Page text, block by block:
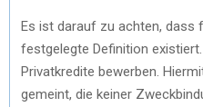
Es ist darauf zu achten, dass
festgelegte Definition
Privatkredite bewerben.
gemeint, die keiner